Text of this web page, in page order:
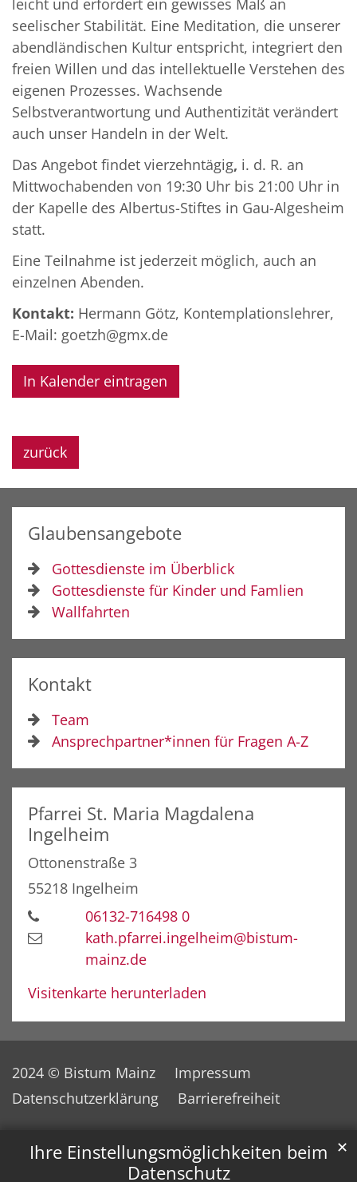
Ihre Einstellungsmöglichkeiten beim
Datenschutz
✕
seelischer Stabilität. Eine Meditation, die unserer
abendländischen Kultur entspricht, integriert den
freien Willen und das intellektuelle Verstehen des
eigenen Prozesses. Wachsende
Selbstverantwortung und Authentizität verändert
auch unser Handeln in der Welt.
Das Angebot findet vierzehntägig, i. d. R. an
Mittwochabenden von 19:30 Uhr bis 21:00 Uhr in
der Kapelle des Albertus-Stiftes in Gau-Algesheim
statt.
Eine Teilnahme ist jederzeit möglich, auch an
einzelnen Abenden.
Kontakt: Hermann Götz, Kontemplationslehrer,
E-Mail: goetzh@gmx.de
In Kalender eintragen
zurück
Glaubensangebote
Gottesdienste im Überblick
Gottesdienste für Kinder und Famlien
Wallfahrten
Kontakt
Team
Ansprechpartner*innen für Fragen A-Z
Pfarrei St. Maria Magdalena
Ingelheim
Ottonenstraße 3
55218 Ingelheim
06132-716498 0
kath.pfarrei.ingelheim@bistum-
mainz.de
Visitenkarte herunterladen
2024 © Bistum Mainz
Impressum
Datenschutzerklärung
Barrierefreiheit